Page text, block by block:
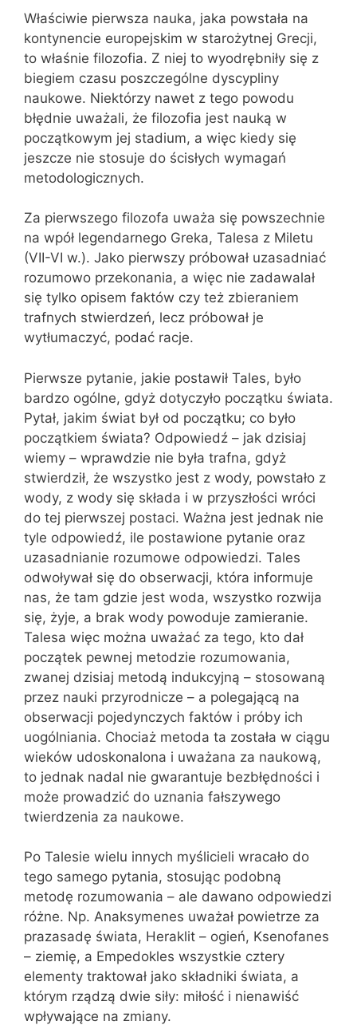
Właściwie pierwsza nauka, jaka powstała na
kontynencie europejskim w starożytnej Grecji,
to właśnie filozofia. Z niej to wyodrębniły się z
biegiem czasu poszczególne dyscypliny
naukowe. Niektórzy nawet z tego powodu
błędnie uważali, że filozofia jest nauką w
początkowym jej stadium, a więc kiedy się
jeszcze nie stosuje do ścisłych wymagań
metodologicznych.
Za pierwszego filozofa uważa się powszechnie
na wpół legendarnego Greka, Talesa z Miletu
(VII-VI w.). Jako pierwszy próbował uzasadniać
rozumowo przekonania, a więc nie zadawalał
się tylko opisem faktów czy też zbieraniem
trafnych stwierdzeń, lecz próbował je
wytłumaczyć, podać racje.
Pierwsze pytanie, jakie postawił Tales, było
bardzo ogólne, gdyż dotyczyło początku świata.
Pytał, jakim świat był od początku; co było
początkiem świata? Odpowiedź – jak dzisiaj
wiemy – wprawdzie nie była trafna, gdyż
stwierdził, że wszystko jest z wody, powstało z
wody, z wody się składa i w przyszłości wróci
do tej pierwszej postaci. Ważna jest jednak nie
tyle odpowiedź, ile postawione pytanie oraz
uzasadnianie rozumowe odpowiedzi. Tales
odwoływał się do obserwacji, która informuje
nas, że tam gdzie jest woda, wszystko rozwija
się, żyje, a brak wody powoduje zamieranie.
Talesa więc można uważać za tego, kto dał
początek pewnej metodzie rozumowania,
zwanej dzisiaj metodą indukcyjną – stosowaną
przez nauki przyrodnicze – a polegającą na
obserwacji pojedynczych faktów i próby ich
uogólniania. Chociaż metoda ta została w ciągu
wieków udoskonalona i uważana za naukową,
to jednak nadal nie gwarantuje bezbłędności i
może prowadzić do uznania fałszywego
twierdzenia za naukowe.
Po Talesie wielu innych myślicieli wracało do
tego samego pytania, stosując podobną
metodę rozumowania – ale dawano odpowiedzi
różne. Np. Anaksymenes uważał powietrze za
prazasadę świata, Heraklit – ogień, Ksenofanes
– ziemię, a Empedokles wszystkie cztery
elementy traktował jako składniki świata, a
którym rządzą dwie siły: miłość i nienawiść
wpływające na zmiany.